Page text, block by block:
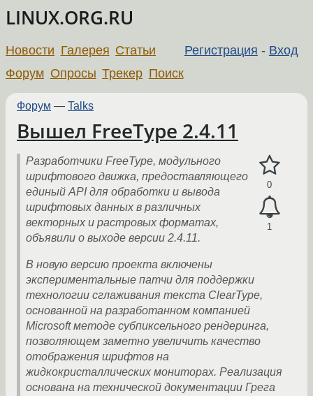
LINUX.ORG.RU
Регистрация - Вход
Новости Галерея Статьи
Форум Опросы Трекер Поиск
Форум — Talks
Вышел FreeType 2.4.11
0
1
Разработчики FreeType, модульного
шрифтового движка, предоставляющего
единый API для обработки и вывода
шрифтовых данных в различных
векторных и растровых форматах,
объявили о выходе версии 2.4.11.
В новую версию проекта включены
экспериментальные патчи для поддержки
технологии сглаживания текста ClearType,
основанной на разработанном компанией
Microsoft методе субпиксельного рендеринга,
позволяющем заметно увеличить качество
отображения шрифтов на
жидкокристаллических мониторах. Реализация
основана на технической документации Грега